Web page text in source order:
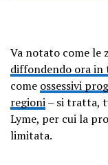
Va notato come le
diffondendo ora in
come ossessivi
regioni– si tratta,
Lyme, per cui la
limitata.